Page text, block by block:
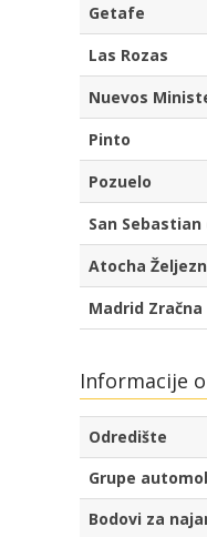
Getafe
Las Rozas
Nuevos
Pinto
Pozuelo
San Sebastian
Atocha
Madrid
Informacije
Odredište
Grupe
Bodovi za